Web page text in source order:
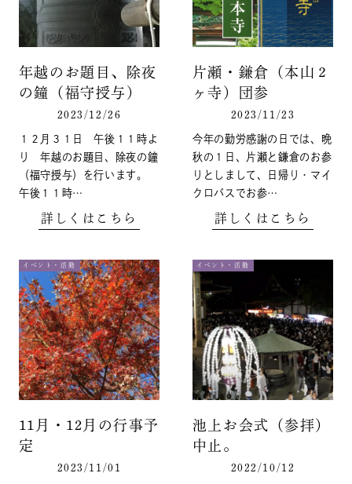
年越のお題目、除夜
の鐘（福守授与）
2023/12/26
１２月３１日 午後１１時よ
り 年越のお題目、除夜の鐘
（福守授与）を行います。
午後１１時…
詳しくはこちら
片瀬・鎌倉（本山２
ヶ寺）団参
2023/11/23
今年の勤労感謝の日では、晩
秋の１日、片瀬と鎌倉のお参
りとしまして、日帰り・マイ
クロバスでお参…
詳しくはこちら
イベント・活動
11月・12月の行事予
定
2023/11/01
イベント・活動
池上お会式（参拝）
中止。
2022/10/12